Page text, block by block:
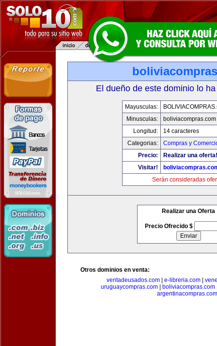
El dueño de este dominio lo
Mayusculas:
Minusculas:
boliviacompras.com
Longitud:
14 caracteres
Categorias:
Compras y
Precio:
Realizar una oferta!
Visitar!
Serán consideradas
Realizar una Oferta
Precio Ofrecido $
Otros dominios en venta:
ventadeusados.com| e-libreria.com|
uruguaycompras.com| boliviacompras.com
argentinacompras.com